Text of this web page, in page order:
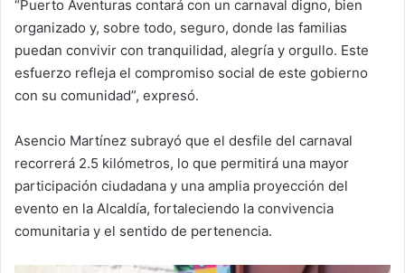
“Puerto Aventuras contará con un carnaval digno, bien
organizado y, sobre todo, seguro, donde las familias
puedan convivir con tranquilidad, alegría y orgullo. Este
esfuerzo refleja el compromiso social de este gobierno
con su comunidad”, expresó.
Asencio Martínez subrayó que el desfile del carnaval
recorrerá 2.5 kilómetros, lo que permitirá una mayor
participación ciudadana y una amplia proyección del
evento en la Alcaldía, fortaleciendo la convivencia
comunitaria y el sentido de pertenencia.